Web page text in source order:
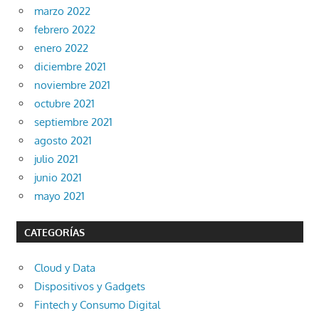
marzo 2022
febrero 2022
enero 2022
diciembre 2021
noviembre 2021
octubre 2021
septiembre 2021
agosto 2021
julio 2021
junio 2021
mayo 2021
CATEGORÍAS
Cloud y Data
Dispositivos y Gadgets
Fintech y Consumo Digital